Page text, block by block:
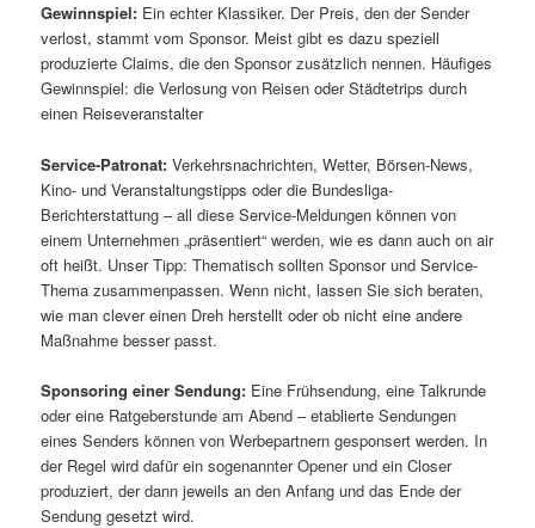
Gewinnspiel: Ein echter Klassiker. Der Preis, den der Sender
verlost, stammt vom Sponsor. Meist gibt es dazu speziell
produzierte Claims, die den Sponsor zusätzlich nennen. Häufiges
Gewinnspiel: die Verlosung von Reisen oder Städtetrips durch
einen Reiseveranstalter
Service-Patronat: Verkehrsnachrichten, Wetter, Börsen-News,
Kino- und Veranstaltungstipps oder die Bundesliga-
Berichterstattung – all diese Service-Meldungen können von
einem Unternehmen „präsentiert“ werden, wie es dann auch on air
oft heißt. Unser Tipp: Thematisch sollten Sponsor und Service-
Thema zusammenpassen. Wenn nicht, lassen Sie sich beraten,
wie man clever einen Dreh herstellt oder ob nicht eine andere
Maßnahme besser passt.
Sponsoring einer Sendung: Eine Frühsendung, eine Talkrunde
oder eine Ratgeberstunde am Abend – etablierte Sendungen
eines Senders können von Werbepartnern gesponsert werden. In
der Regel wird dafür ein sogenannter Opener und ein Closer
produziert, der dann jeweils an den Anfang und das Ende der
Sendung gesetzt wird.